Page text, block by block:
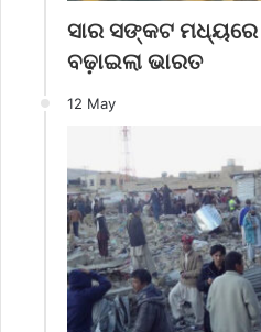
ସାର ସଙ୍କଟ ମଧ୍ୟରେ
ବଢ଼ାଇଲା ଭାରତ
12 May